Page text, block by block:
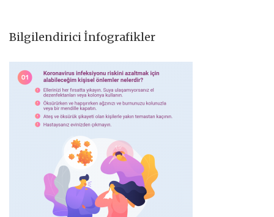
Bilgilendirici İnfografikler